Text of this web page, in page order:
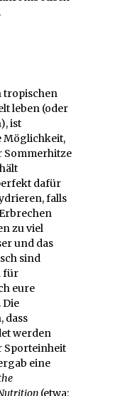
tropischen
leben (oder
ist
Möglichkeit,
Sommerhitze
dafür
falls
zu viel
und das
sind
für
eure
Die
dass
werden
Sporteinheit
eine
(etwa: